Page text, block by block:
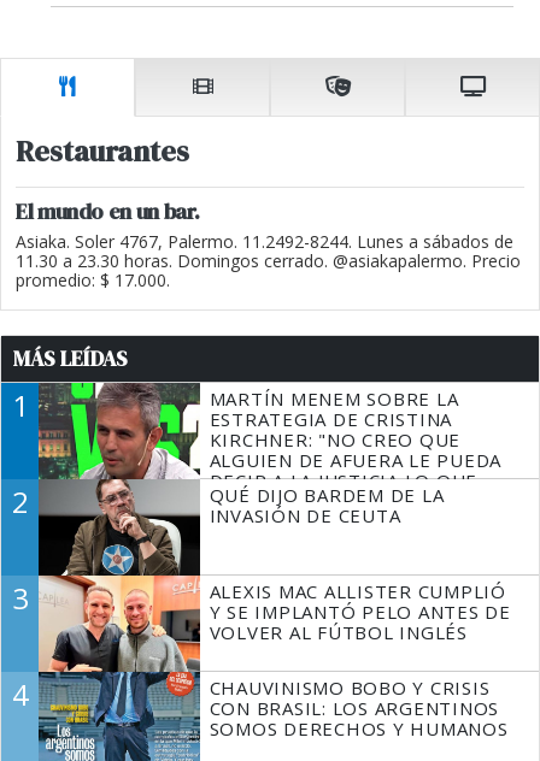
Restaurantes
El mundo en un bar.
Asiaka. Soler 4767, Palermo. 11.2492-8244. Lunes a sábados de
11.30 a 23.30 horas. Domingos cerrado. @asiakapalermo. Precio
promedio: $ 17.000.
MÁS LEÍDAS
1
MARTÍN MENEM SOBRE LA
ESTRATEGIA DE CRISTINA
KIRCHNER: "NO CREO QUE
ALGUIEN DE AFUERA LE PUEDA
DECIR A LA JUSTICIA LO QUE
TIENE QUE HACER"
2
QUÉ DIJO BARDEM DE LA
INVASIÓN DE CEUTA
3
ALEXIS MAC ALLISTER CUMPLIÓ
Y SE IMPLANTÓ PELO ANTES DE
VOLVER AL FÚTBOL INGLÉS
4
CHAUVINISMO BOBO Y CRISIS
CON BRASIL: LOS ARGENTINOS
SOMOS DERECHOS Y HUMANOS